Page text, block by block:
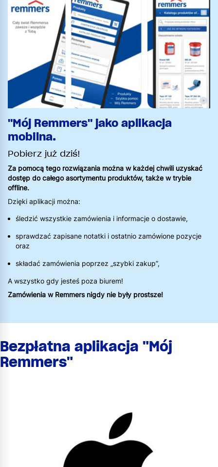
"Mój Remmers" jako aplikacja
mobilna.
Pobierz już dziś!
Za pomocą tego rozwiązania można w każdej chwili uzyskać
dostęp do całego asortymentu produktów, także w trybie
offline.
Dzięki aplikacji można:
śledzić wszystkie zamówienia i informacje o dostawie,
sprawdzać zapisane notatki i ostatnio zamówione pozycje
oraz
składać zamówienia poprzez „szybki zakup”,
A wszystko gdy jesteś poza biurem!
Zamówienia w Remmers nigdy nie były prostsze!
©
Bezpłatna aplikacja "Mój
Remmers"